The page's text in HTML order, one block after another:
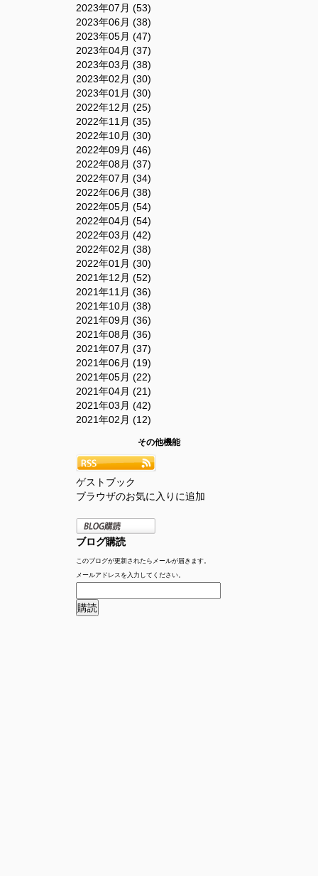
2023年07月 (53)
2023年06月 (38)
2023年05月 (47)
2023年04月 (37)
2023年03月 (38)
2023年02月 (30)
2023年01月 (30)
2022年12月 (25)
2022年11月 (35)
2022年10月 (30)
2022年09月 (46)
2022年08月 (37)
2022年07月 (34)
2022年06月 (38)
2022年05月 (54)
2022年04月 (54)
2022年03月 (42)
2022年02月 (38)
2022年01月 (30)
2021年12月 (52)
2021年11月 (36)
2021年10月 (38)
2021年09月 (36)
2021年08月 (36)
2021年07月 (37)
2021年06月 (19)
2021年05月 (22)
2021年04月 (21)
2021年03月 (42)
2021年02月 (12)
その他機能
ゲストブック
ブラウザのお気に入りに追加
ブログ購読
このブログが更新されたらメールが届きます。
メールアドレスを入力してください。